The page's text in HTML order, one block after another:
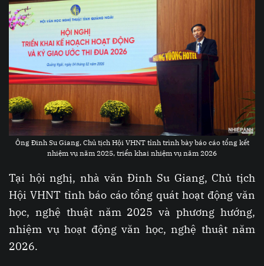
Ông Đinh Su Giang, Chủ tịch Hội VHNT tỉnh trình bày báo cáo tổng kết
nhiệm vụ năm 2025, triển khai nhiệm vụ năm 2026
Tại hội nghị, nhà văn Đinh Su Giang, Chủ tịch
Hội VHNT tỉnh báo cáo tổng quát hoạt động văn
học, nghệ thuật năm 2025 và phương hướng,
nhiệm vụ hoạt động văn học, nghệ thuật năm
2026.